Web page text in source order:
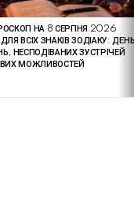
НА 8 СЕРПНЯ 2026
ВСІХ ЗНАКІВ ЗОДІАКУ:
НЕСПОДІВАНИХ ЗУСТРІЧЕЙ
МОЖЛИВОСТЕЙ